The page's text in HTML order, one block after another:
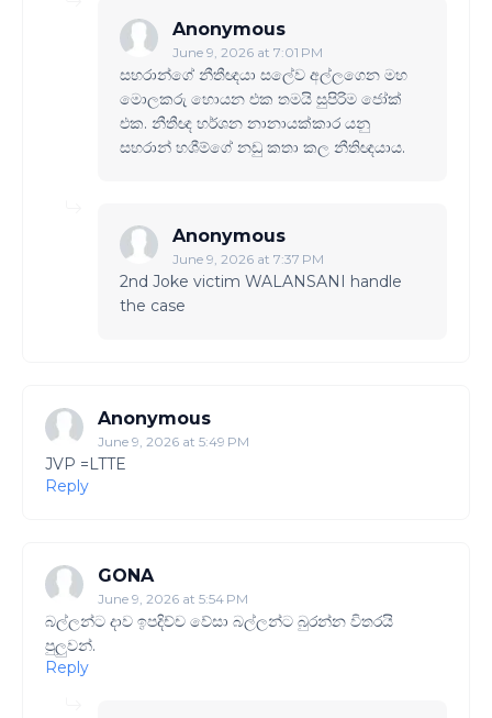
Anonymous
June 9, 2026 at 7:01 PM
සහරාන්ගේ නීතීඥයා සලේව අල්ලගෙන මහ
මොලකරු හොයන එක තමයි සුපිරිම ජෝක්
එක. නීතීඥ හර්ශන නානායක්කාර යනු
සහරාන් හශීම්ගේ නඩු කතා කල නීතිඥයාය.
Anonymous
June 9, 2026 at 7:37 PM
2nd Joke victim WALANSANI handle
the case
Anonymous
June 9, 2026 at 5:49 PM
JVP =LTTE
Reply
GONA
June 9, 2026 at 5:54 PM
බල්ලන්ට දාව ඉපදිච්ච වේසා බල්ලන්ට බුරන්න විතරයි
පුලුවන්.
Reply